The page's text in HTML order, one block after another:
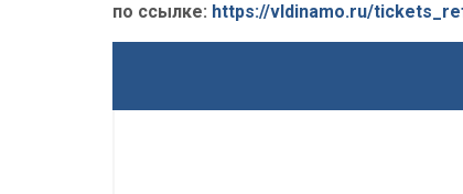
по ссылке: https://vldinamo.ru/